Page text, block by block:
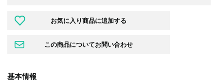
基本情報